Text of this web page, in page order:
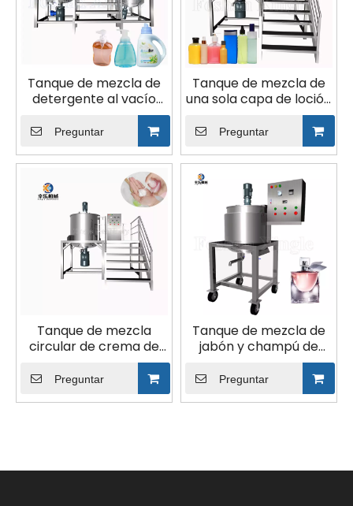
Tanque de mezcla de
detergente al vacío
eléctrico de doble
chaqueta 200L
Preguntar
Tanque de mezcla de
una sola capa de loción
de alta velocidad 1000L
Preguntar
Tanque de mezcla
circular de crema de
perfume de grado
sanitario 3000L
Preguntar
Tanque de mezcla de
jabón y champú de
acero inoxidable con
agitador
Preguntar